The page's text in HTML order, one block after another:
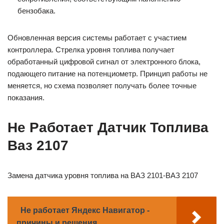
бензобака.
Обновленная версия системы работает с участием
контроллера. Стрелка уровня топлива получает
обработанный цифровой сигнал от электронного блока,
подающего питание на потенциометр. Принцип работы не
меняется, но схема позволяет получать более точные
показания.
Не Работает Датчик Топлива
Ваз 2107
Замена датчика уровня топлива на ВАЗ 2101-ВАЗ 2107
Не работает Яндекс Навигатор -